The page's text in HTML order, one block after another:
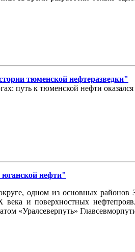
тюменской нефтеразведки"
путь к тюменской нефти
нефти"
одном из основных районов
и поверхностных
«Уралсеверпуть»